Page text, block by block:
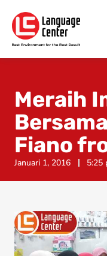
Meraih
Fiano
Januari 1, 2016 5:25